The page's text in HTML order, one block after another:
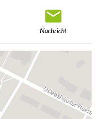
Nachricht